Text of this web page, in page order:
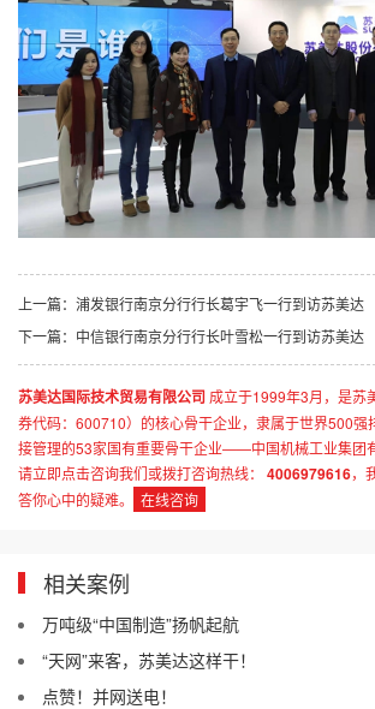
上一篇： 浦发银行南京分行行长葛宇飞一行到访苏美达
下一篇： 中信银行南京分行行长叶雪松一行到访苏美达
苏美达国际技术贸易有限公司 成立于1999年3月，是苏
券代码：600710）的核心骨干企业，隶属于世界500强
接管理的53家国有重要骨干企业——中国机械工业集团
请立即点击咨询我们或拨打咨询热线：
4006979616，
答你心中的疑难。
在线咨询
相关案例
万吨级“中国制造”扬帆起航
“天网”来客，苏美达这样干！
点赞！并网送电！